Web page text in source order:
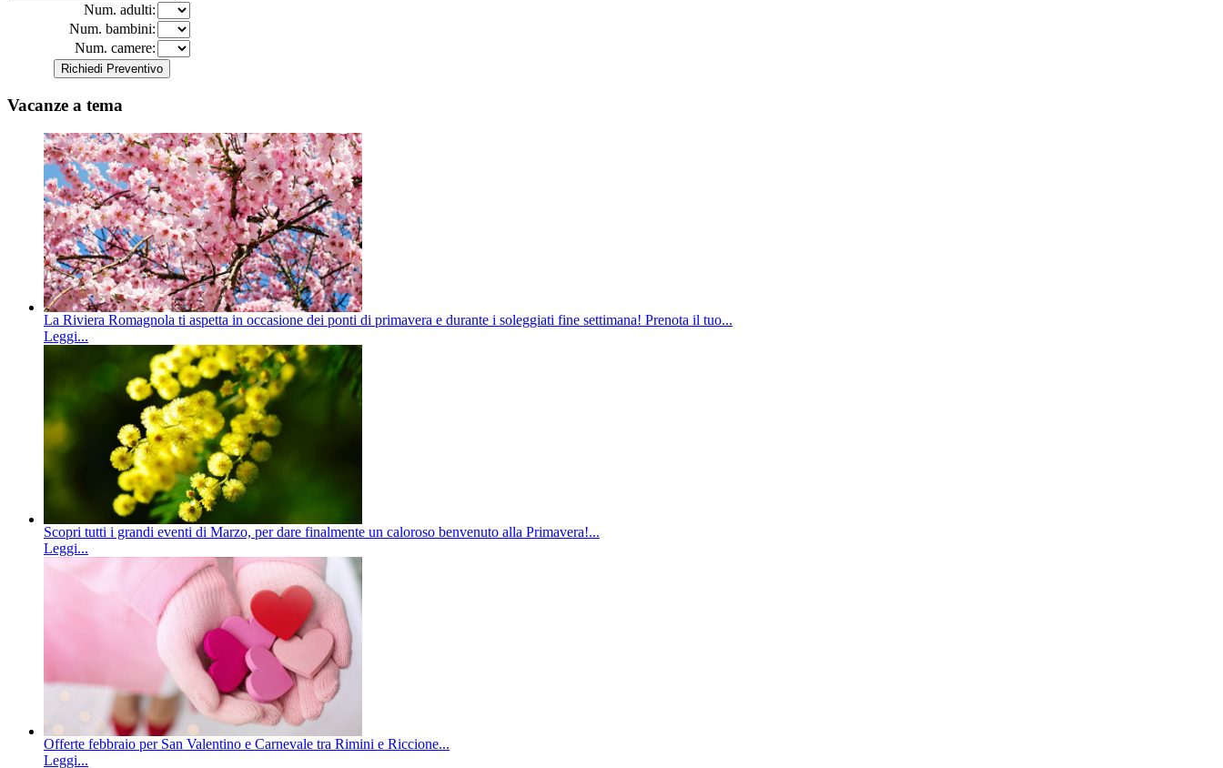
Num. adulti:
Num. bambini:
Num. camere:
Vacanze a tema
La Riviera Romagnola ti aspetta in occasione dei ponti di primavera e durante i soleggiati fine settimana! Prenota il tuo...
Leggi...
Scopri tutti i grandi eventi di Marzo, per dare finalmente un caloroso benvenuto alla Primavera!...
Leggi...
Offerte febbraio per San Valentino e Carnevale tra Rimini e Riccione...
Leggi...